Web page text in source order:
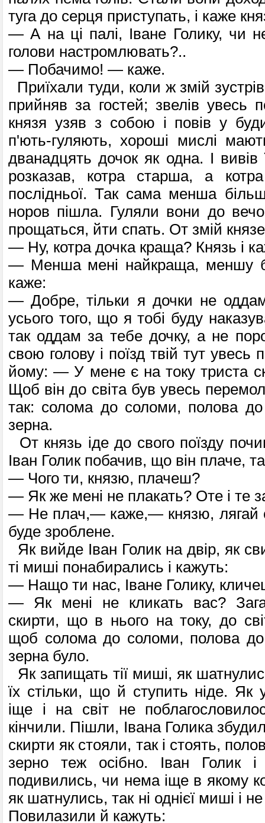
туга до серця приступать, і каже
— А на ці палі, Іване Голику, чи
голови настромлювать?..
— Побачимо! — каже.
Приїхали туди, коли ж змій
прийняв за гостей; звелів увесь
князя узяв з собою і повів у
п'ють-гуляють, хороші мислі
дванадцять дочок як одна. І вивів
розказав, котра старша, а
послідньої. Так сама менша
норов пішла. Гуляли вони до
прощаться, йти спать. От змій
— Ну, котра дочка краща? Князь і
— Менша мені найкраща, меншу
каже:
— Добре, тільки я дочки не
усього того, що я тобі буду
так оддам за тебе дочку, а не
свою голову і поїзд твій тут
йому: — У мене є на току триста
Щоб він до світа був увесь
так: солома до соломи, полова
зерна.
От князь іде до свого поїзду
Іван Голик побачив, що він плаче,
— Чого ти, князю, плачеш?
— Як же мені не плакать? Оте і те
— Не плач,— каже,— князю, лягай
буде зроблене.
Як вийде Іван Голик на двір, як
ті миші понабирались і кажуть:
— Нащо ти нас, Іване Голику,
— Як мені не кликать вас?
скирти, що в нього на току, до
щоб солома до соломи, полова
зерна було.
Як запищать тії миші, як
їх стільки, що й ступить ніде.
іще і на світ не
кінчили. Пішли, Івана Голика
скирти як стояли, так і стоять,
зерно теж осібно. Іван Голик
подивились, чи нема іще в якому
як шатнулись, так ні однієї миші і
Повилазили й кажуть: